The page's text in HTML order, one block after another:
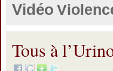
Vidéo
Tous à